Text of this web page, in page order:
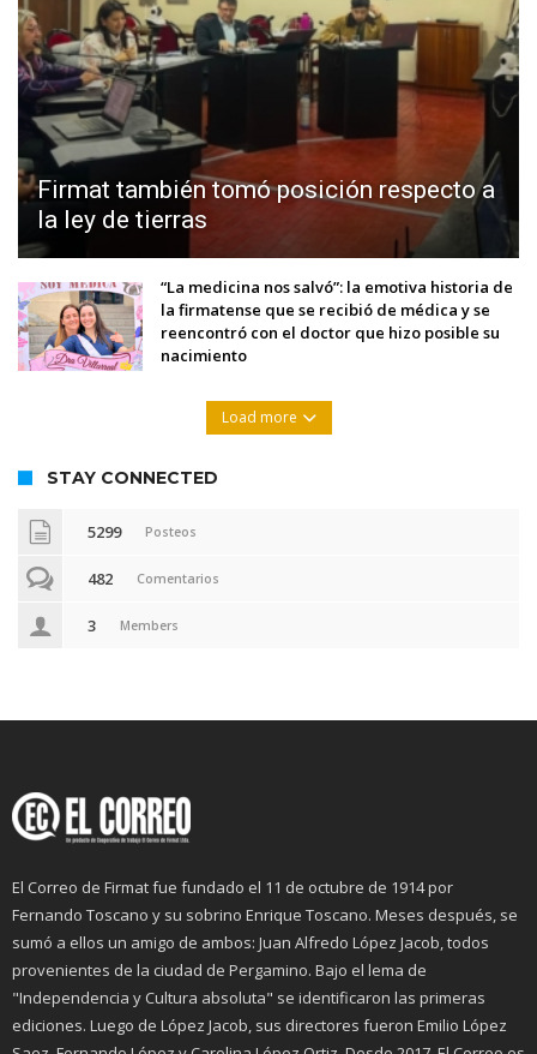
Firmat también tomó posición respecto a
la ley de tierras
“La medicina nos salvó”: la emotiva historia de
la firmatense que se recibió de médica y se
reencontró con el doctor que hizo posible su
nacimiento
Load more
STAY CONNECTED
5299 Posteos
482 Comentarios
3 Members
El Correo de Firmat fue fundado el 11 de octubre de 1914 por
Fernando Toscano y su sobrino Enrique Toscano. Meses después, se
sumó a ellos un amigo de ambos: Juan Alfredo López Jacob, todos
provenientes de la ciudad de Pergamino. Bajo el lema de
"Independencia y Cultura absoluta" se identificaron las primeras
ediciones. Luego de López Jacob, sus directores fueron Emilio López